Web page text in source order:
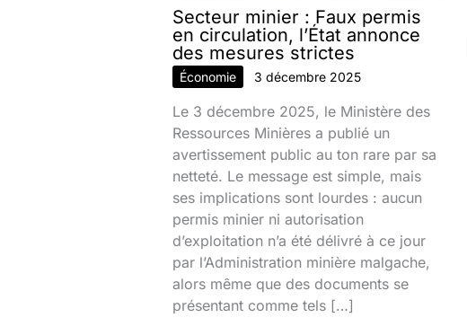
Secteur minier : Faux permis
en circulation, l’État annonce
des mesures strictes
Économie 3 décembre 2025
Le 3 décembre 2025, le Ministère des
Ressources Minières a publié un
avertissement public au ton rare par sa
netteté. Le message est simple, mais
ses implications sont lourdes : aucun
permis minier ni autorisation
d’exploitation n’a été délivré à ce jour
par l’Administration minière malgache,
alors même que des documents se
présentant comme tels […]